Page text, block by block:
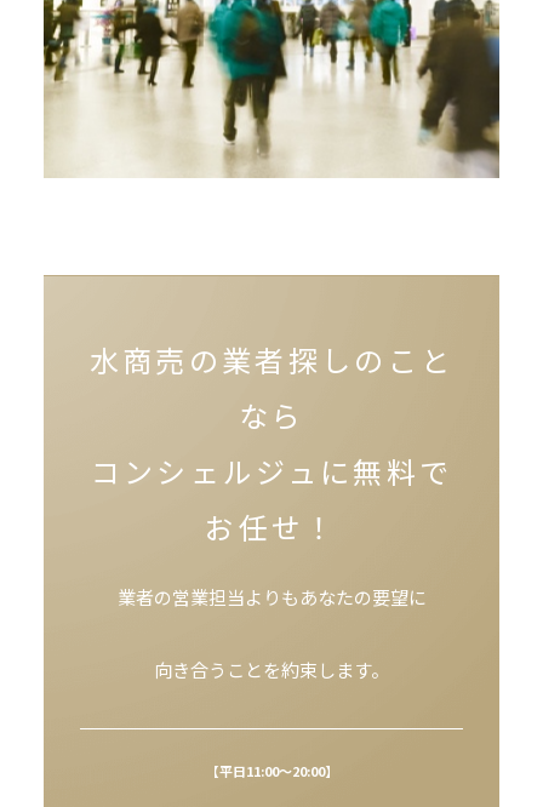
水商売の業者探しのこと
なら
コンシェルジュに無料で
お任せ！
業者の営業担当よりもあなたの要望に
向き合うことを約束します。
【平日11:00～20:00】